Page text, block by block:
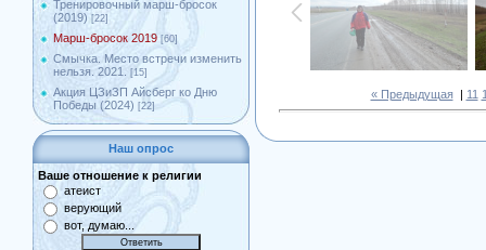
Тренировочный марш-бросок
(2019) [22]
Марш-бросок 2019 [60]
Смычка. Место встречи изменить
нельзя. 2021.
[15]
Акция ЦЗиЗП Айсберг ко Дню
Победы (2024) [22]
Наш опрос
Ваше отношение к религии
атеист
верующий
вот, думаю...
« Предыдущая| 11